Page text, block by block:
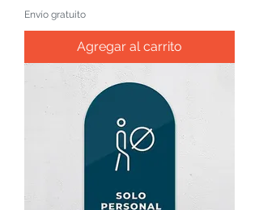
Envío gratuito
Agregar al carrito